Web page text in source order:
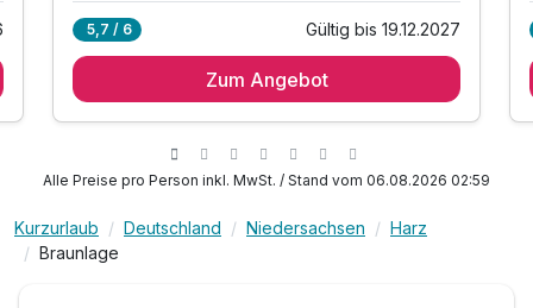
2 x regionales Frühstück im Kuhstall
inkl. Bodensprudler, Gegenstrom & Wasserfall
inkl. Nutzung des öffentlichen Nahverkehrs im
Harz
5,7 / 6 Gültig bis 19.12.2027
Zum Angebot
Alle Preise pro Person inkl. MwSt. / Stand vom 06.08.2026 02:59
Kurzurlaub Deutschland Niedersachsen
Harz
Braunlage